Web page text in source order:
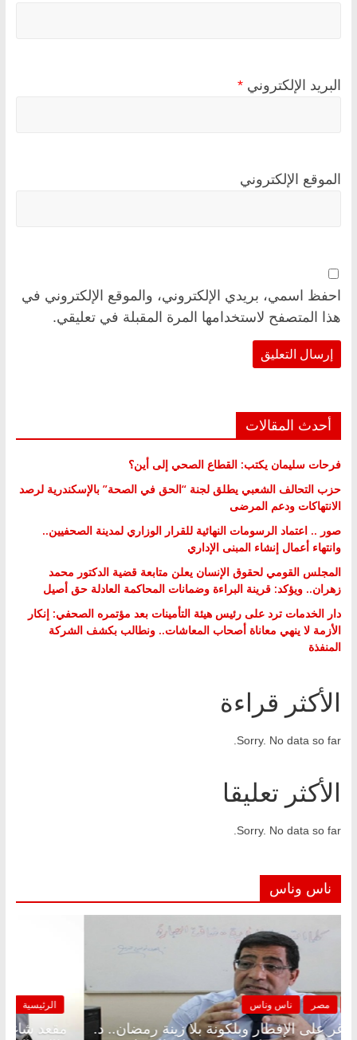
البريد الإلكتروني *
الموقع الإلكتروني
احفظ اسمي، بريدي الإلكتروني، والموقع الإلكتروني في
هذا المتصفح لاستخدامها المرة المقبلة في تعليقي.
أحدث المقالات
فرحات سليمان يكتب: القطاع الصحي إلى أين؟
حزب التحالف الشعبي يطلق لجنة “الحق في الصحة” بالإسكندرية لرصد
الانتهاكات ودعم المرضى
صور .. اعتماد الرسومات النهائية للقرار الوزاري لمدينة الصحفيين..
وانتهاء أعمال إنشاء المبنى الإداري
المجلس القومي لحقوق الإنسان يعلن متابعة قضية الدكتور محمد
زهران.. ويؤكد: قرينة البراءة وضمانات المحاكمة العادلة حق أصيل
دار الخدمات ترد على رئيس هيئة التأمينات بعد مؤتمره الصحفي: إنكار
الأزمة لا ينهي معاناة أصحاب المعاشات.. ونطالب بكشف الشركة
المنفذة
الأكثر قراءة
Sorry. No data so far.
الأكثر تعليقا
Sorry. No data so far.
ناس وناس
الرئيسية مصر ناس وناس
مقعد شاغر على الإفطار وبلكونة بلا زينة رمضان.. د.